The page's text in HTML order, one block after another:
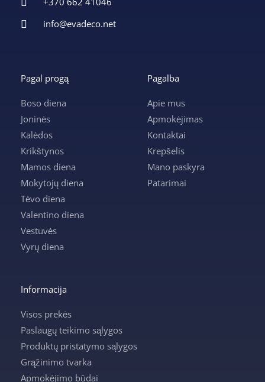
info@evadeco.net
Pagal progą
Boso diena
Joninės
Kalėdos
Krikštynos
Mamos diena
Mokytojų diena
Tėvo diena
Valentino diena
Vestuvės
Vyrų diena
Pagalba
Apie mus
Apmokėjimas
Kontaktai
Krepšelis
Mano paskyra
Patarimai
Informacija
Visos prekės
Paslaugų teikimo sąlygos
Produktų pristatymo sąlygos
Grąžinimo tvarka
Apmokėjimo būdai